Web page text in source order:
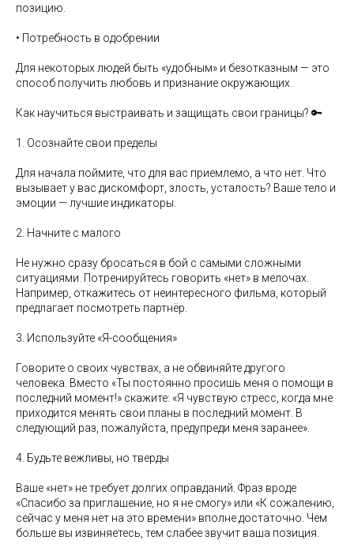
позицию.
• Потребность в одобрении
Для некоторых людей быть «удобным» и безотказным — это
способ получить любовь и признание окружающих.
Как научиться выстраивать и защищать свои границы? 🔑
1. Осознайте свои пределы
Для начала поймите, что для вас приемлемо, а что нет. Что
вызывает у вас дискомфорт, злость, усталость? Ваше тело и
эмоции — лучшие индикаторы.
2. Начните с малого
Не нужно сразу бросаться в бой с самыми сложными
ситуациями. Потренируйтесь говорить «нет» в мелочах.
Например, откажитесь от неинтересного фильма, который
предлагает посмотреть партнёр.
3. Используйте «Я-сообщения»
Говорите о своих чувствах, а не обвиняйте другого
человека. Вместо «Ты постоянно просишь меня о помощи в
последний момент!» скажите: «Я чувствую стресс, когда мне
приходится менять свои планы в последний момент. В
следующий раз, пожалуйста, предупреди меня заранее».
4. Будьте вежливы, но тверды
Ваше «нет» не требует долгих оправданий. Фраз вроде
«Спасибо за приглашение, но я не смогу» или «К сожалению,
сейчас у меня нет на это времени» вполне достаточно. Чем
больше вы извиняетесь, тем слабее звучит ваша позиция.